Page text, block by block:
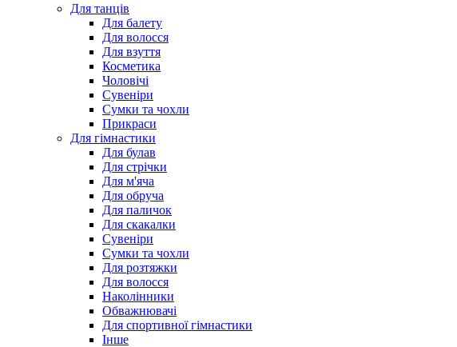
Для танців
Для балету
Для волосся
Для взуття
Косметика
Чоловічі
Сувеніри
Сумки та чохли
Прикраси
Для гімнастики
Для булав
Для стрічки
Для м'яча
Для обруча
Для паличок
Для скакалки
Сувеніри
Сумки та чохли
Для розтяжки
Для волосся
Наколінники
Обважнювачі
Для спортивної гімнастики
Інше